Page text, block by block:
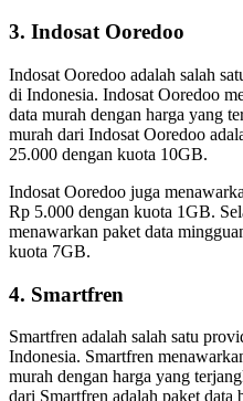
3. Indosat Ooredoo
Indosat Ooredoo adalah salah
di Indonesia. Indosat Ooredoo
data murah dengan harga yang
murah dari Indosat Ooredoo
25.000 dengan kuota 10GB.
Indosat Ooredoo juga
Rp 5.000 dengan kuota 1GB.
menawarkan paket data
kuota 7GB.
4. Smartfren
Smartfren adalah salah satu
Indonesia. Smartfren
murah dengan harga yang
dari Smartfren adalah paket data